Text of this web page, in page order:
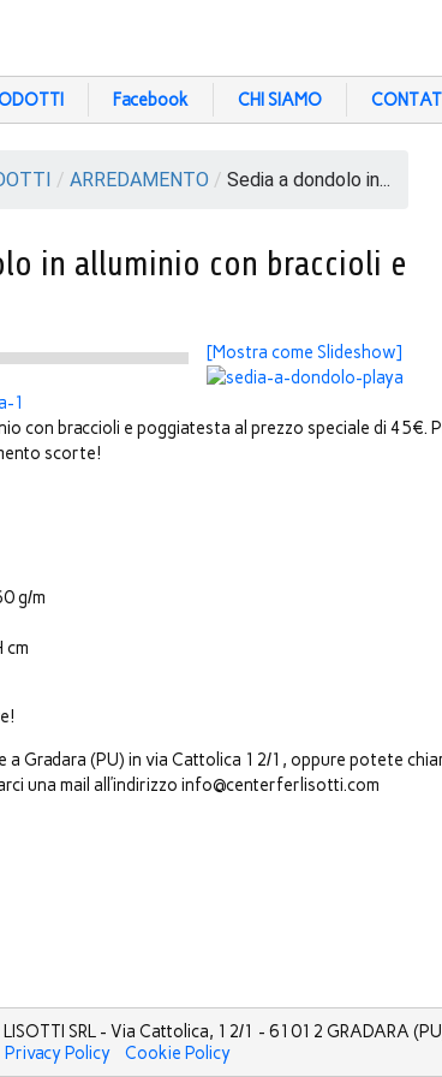
Facebook CHI SIAMO
/ ARREDAMENTO / Sedia a dondolo in...
in alluminio con braccioli e
[Mostra come Slideshow]
con braccioli e poggiatesta al prezzo speciale di 45€.
scorte!
g/m
cm
a Gradara (PU) in via Cattolica 12/1, oppure potete
una mail all’indirizzo info@centerferlisotti.com
LISOTTI SRL - Via Cattolica, 12/1 - 61012 GRADARA
Privacy Policy Cookie Policy